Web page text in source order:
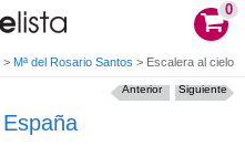
0
> Mª del Rosario Santos > Escalera al cielo
España
Siguiente
Anterior